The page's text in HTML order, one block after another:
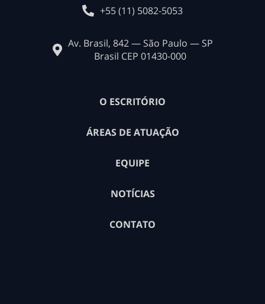
+55 (11) 5082-5053
Av. Brasil, 842 — São Paulo — SP
Brasil CEP 01430-000
O ESCRITÓRIO
ÁREAS DE ATUAÇÃO
EQUIPE
NOTÍCIAS
CONTATO